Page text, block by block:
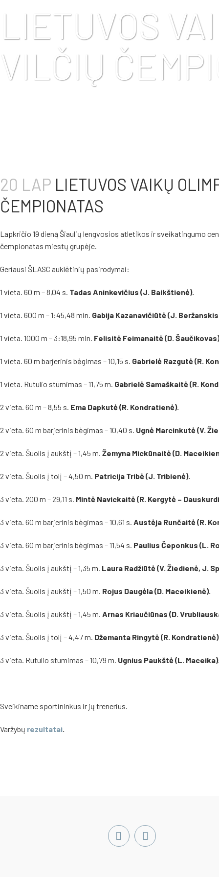
LIETUVOS
VILČIŲ
20 LAP LIETUVOS VAIKŲ
ČEMPIONATAS
Lapkričio 19 dieną Šiaulių lengvosios atletikos ir sveikatingumo
čempionatas miestų grupėje.
Geriausi ŠLASC auklėtinių pasirodymai:
1 vieta. 60 m – 8,04 s. Tadas Aninkevičius (J. Baikštienė).
1 vieta. 600 m – 1:45,48 min. Gabija Kazanavičiūtė (J.
1 vieta. 1000 m – 3:18,95 min. Felisitė Feimanaitė (D.
1 vieta. 60 m barjerinis bėgimas – 10,15 s. Gabrielė Razgutė (R.
1 vieta. Rutulio stūmimas – 11,75 m. Gabrielė Samaškaitė (R.
2 vieta. 60 m – 8,55 s. Ema Dapkutė (R. Kondratienė).
2 vieta. 60 m barjerinis bėgimas – 10,40 s. Ugnė Marcinkutė (V.
2 vieta. Šuolis į aukštį – 1,45 m. Žemyna Mickūnaitė (D.
2 vieta. Šuolis į tolį – 4,50 m. Patricija Tribė (J. Tribienė).
3 vieta. 200 m – 29,11 s. Mintė Navickaitė (R. Kergytė –
3 vieta. 60 m barjerinis bėgimas – 10,61 s. Austėja Runčaitė (R.
3 vieta. 60 m barjerinis bėgimas – 11,54 s. Paulius Čeponkus (L.
3 vieta. Šuolis į aukštį – 1,35 m. Laura Radžiūtė (V. Žiedienė, J.
3 vieta. Šuolis į aukštį – 1,50 m. Rojus Daugėla (D. Maceikienė).
3 vieta. Šuolis į aukštį – 1,45 m. Arnas Kriaučiūnas (D.
3 vieta. Šuolis į tolį – 4,47 m. Džemanta Ringytė (R.
3 vieta. Rutulio stūmimas – 10,79 m. Ugnius Paukštė (L.
Sveikiname sportininkus ir jų trenerius.
Varžybų rezultatai.